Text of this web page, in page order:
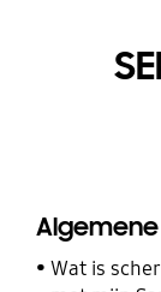
Wat is